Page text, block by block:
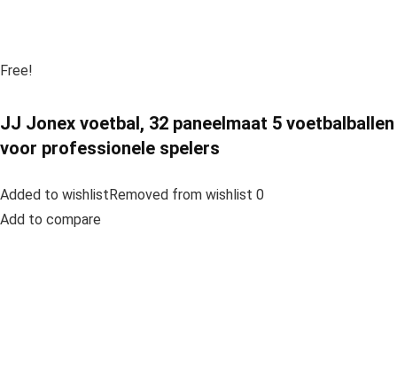
Free!
JJ Jonex voetbal, 32 paneelmaat 5 voetbalballen
voor professionele spelers
Added to wishlistRemoved from wishlist 0
Add to compare